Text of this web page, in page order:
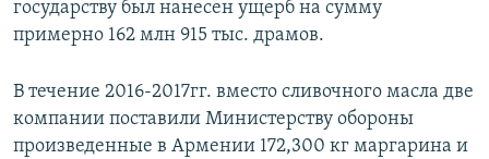
государству был нанесен ущерб на сумму
примерно 162 млн 915 тыс. драмов.
В течение 2016-2017гг. вместо сливочного масла две
компании поставили Министерству обороны
произведенные в Армении 172,300 кг маргарина и